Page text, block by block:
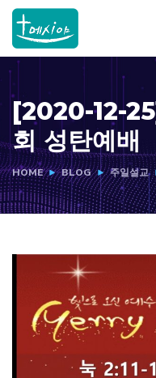
[2020-12-
회 성탄예배
HOME BLOG 주일설교